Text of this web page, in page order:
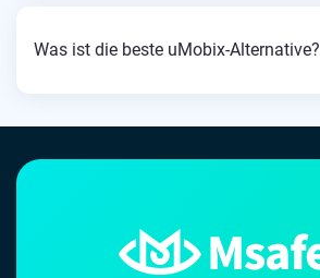
Was ist die beste uMobix-Alternative?